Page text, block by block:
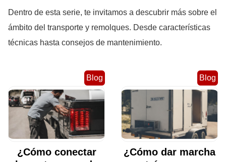
Dentro de esta serie, te invitamos a descubrir más sobre el
ámbito del transporte y remolques. Desde características
técnicas hasta consejos de mantenimiento.
Blog
¿Cómo conectar
Blog
¿Cómo dar marcha